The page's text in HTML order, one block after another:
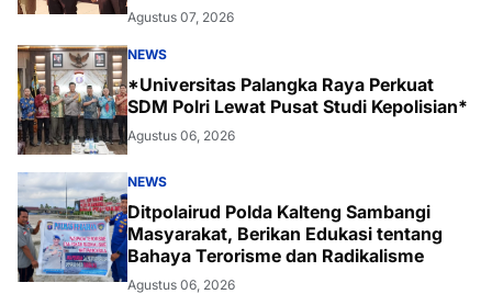
Agustus 07, 2026
NEWS
*Universitas Palangka Raya Perkuat
SDM Polri Lewat Pusat Studi Kepolisian*
Agustus 06, 2026
NEWS
Ditpolairud Polda Kalteng Sambangi
Masyarakat, Berikan Edukasi tentang
Bahaya Terorisme dan Radikalisme
Agustus 06, 2026